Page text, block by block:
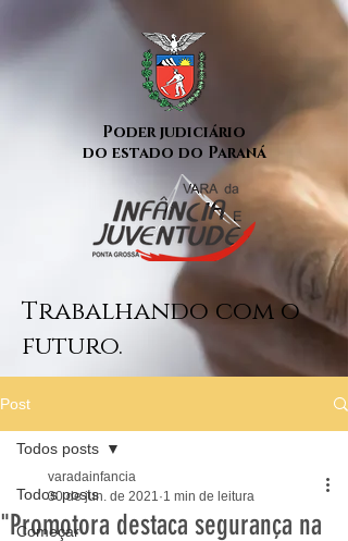
Poder judiciário
do estado do Paraná
Trabalhando com o
futuro.
Post
Todos posts
Começar
Todos posts
"Promotora destaca segurança na
varadainfancia
30 de jun. de 2021 1 min de leitura